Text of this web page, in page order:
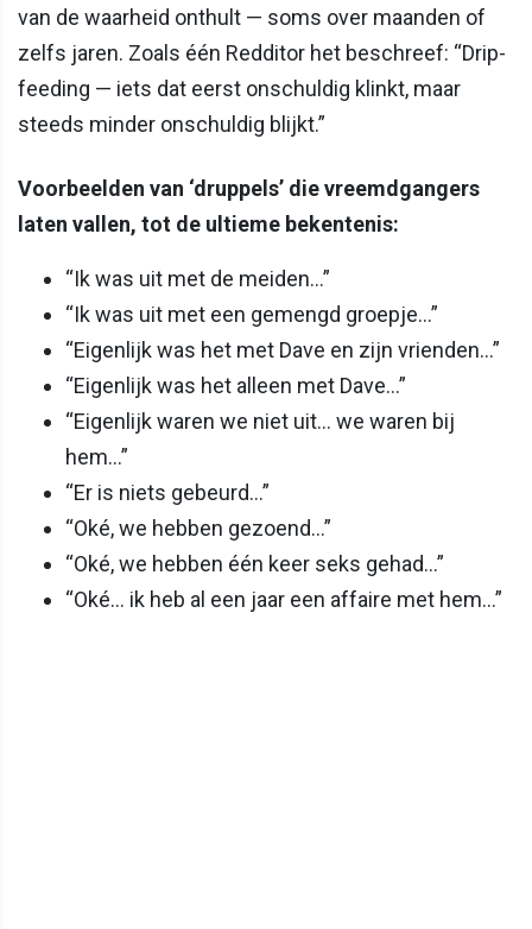
van de waarheid onthult — soms over maanden of
zelfs jaren. Zoals één Redditor het beschreef: “Drip-
feeding — iets dat eerst onschuldig klinkt, maar
steeds minder onschuldig blijkt.”
Voorbeelden van ‘druppels’ die vreemdgangers
laten vallen, tot de ultieme bekentenis:
“Ik was uit met de meiden…”
“Ik was uit met een gemengd groepje…”
“Eigenlijk was het met Dave en zijn vrienden…”
“Eigenlijk was het alleen met Dave…”
“Eigenlijk waren we niet uit… we waren bij
hem…”
“Er is niets gebeurd…”
“Oké, we hebben gezoend…”
“Oké, we hebben één keer seks gehad…”
“Oké… ik heb al een jaar een affaire met hem…”